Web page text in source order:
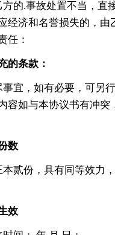
方的.事故处置不当，直
经济和名誉损失的，由
任：
的条款：
事宜，如有必要，可另
容如与本协议书有冲突
数
本贰份，具有同等效力
效